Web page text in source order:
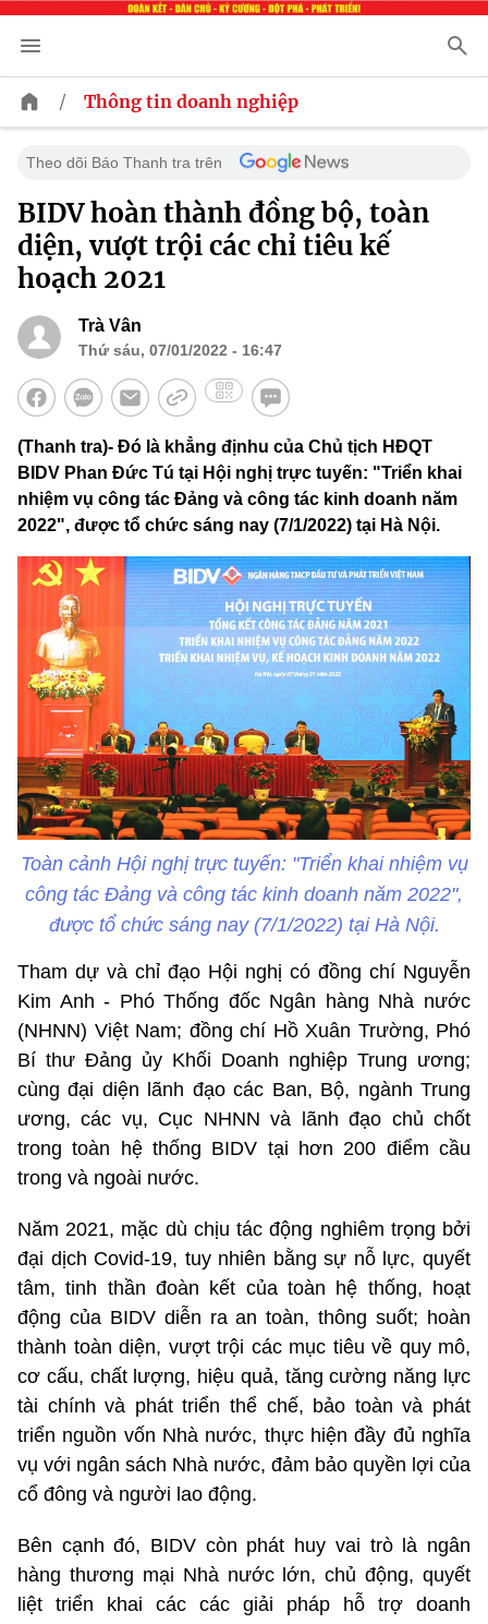
/ Thông tin doanh nghiệp
Theo dõi Báo Thanh tra trên
BIDV hoàn thành đồng bộ, toàn
diện, vượt trội các chỉ tiêu kế
hoạch 2021
Trà Vân
Thứ sáu, 07/01/2022 - 16:47
(Thanh tra)- Đó là khẳng địnhu của Chủ tịch HĐQT
BIDV Phan Đức Tú tại Hội nghị trực tuyến: "Triển khai
nhiệm vụ công tác Đảng và công tác kinh doanh năm
2022", được tổ chức sáng nay (7/1/2022) tại Hà Nội.
Toàn cảnh Hội nghị trực tuyến: "Triển khai nhiệm vụ
công tác Đảng và công tác kinh doanh năm 2022",
được tổ chức sáng nay (7/1/2022) tại Hà Nội.
Tham dự và chỉ đạo Hội nghị có đồng chí Nguyễn
Kim Anh - Phó Thống đốc Ngân hàng Nhà nước
(NHNN) Việt Nam; đồng chí Hồ Xuân Trường, Phó
Bí thư Đảng ủy Khối Doanh nghiệp Trung ương;
cùng đại diện lãnh đạo các Ban, Bộ, ngành Trung
ương, các vụ, Cục NHNN và lãnh đạo chủ chốt
trong toàn hệ thống BIDV tại hơn 200 điểm cầu
trong và ngoài nước.
Năm 2021, mặc dù chịu tác động nghiêm trọng bởi
đại dịch Covid-19, tuy nhiên bằng sự nỗ lực, quyết
tâm, tinh thần đoàn kết của toàn hệ thống, hoạt
động của BIDV diễn ra an toàn, thông suốt; hoàn
thành toàn diện, vượt trội các mục tiêu về quy mô,
cơ cấu, chất lượng, hiệu quả, tăng cường năng lực
tài chính và phát triển thể chế, bảo toàn và phát
triển nguồn vốn Nhà nước, thực hiện đầy đủ nghĩa
vụ với ngân sách Nhà nước, đảm bảo quyền lợi của
cổ đông và người lao động.
Bên cạnh đó, BIDV còn phát huy vai trò là ngân
hàng thương mại Nhà nước lớn, chủ động, quyết
liệt triển khai các các giải pháp hỗ trợ doanh